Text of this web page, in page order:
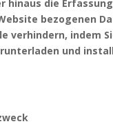
hinaus die
bezogenen
verhindern, indem
und